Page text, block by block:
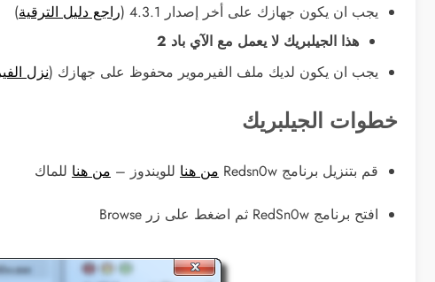
يجب ان يكون جهازك على أخر إصدار 4.3.1 ( راجع دليل الترقية)
هذا الجيلبريك لا يعمل مع الآي باد 2
يجب ان يكون لديك ملف الفيرموير محفوظ على جهازك (نزل
خطوات الجيلبريك
قم بتنزيل برنامج Redsn0w من هنا للويندوز – من هنا للماك
افتح برنامج RedSn0w ثم اضغط على زر Browse